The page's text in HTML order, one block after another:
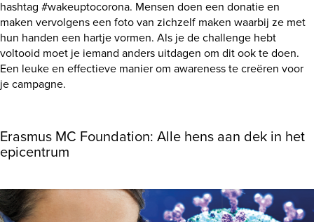
hashtag #wakeuptocorona. Mensen doen een donatie en
maken vervolgens een foto van zichzelf maken waarbij ze met
hun handen een hartje vormen. Als je de challenge hebt
voltooid moet je iemand anders uitdagen om dit ook te doen.
Een leuke en effectieve manier om awareness te creëren voor
je campagne.
Erasmus MC Foundation: Alle hens aan dek in het
epicentrum